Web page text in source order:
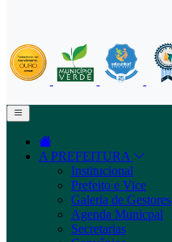
A PREFEITURA
Institucional
Prefeito e Vice
Galeria de Gestores
Agenda Municpal
Secretarias